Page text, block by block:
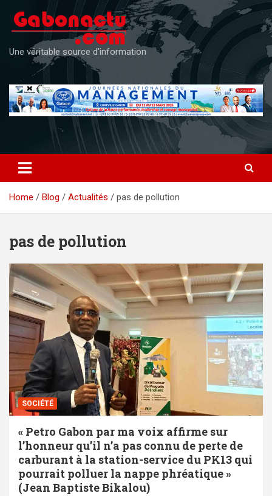
content
Une véritable source d'information
Home Blog Actualités pas de pollution
pas de pollution
SOCIÉTÉ
« Petro Gabon par ma voix affirme sur
l’honneur qu’il n’a pas connu de perte de
carburant à la station-service du PK13 qui
pourrait polluer la nappe phréatique »
(Jean Baptiste Bikalou)